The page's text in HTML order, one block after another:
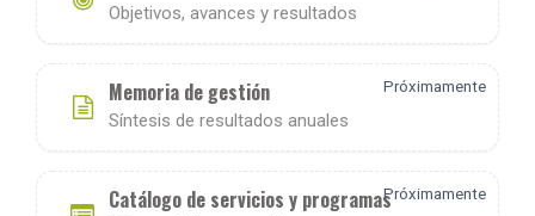
Objetivos, avances y resultados
Memoria de gestión
Síntesis de resultados anuales
Próximamente
Catálogo de servicios y programasPróximamente